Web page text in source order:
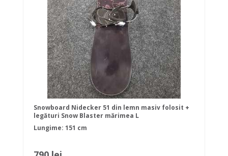
Snowboard Nidecker 51 din lemn masiv folosit +
legături Snow Blaster mărimea L
Lungime: 151 cm